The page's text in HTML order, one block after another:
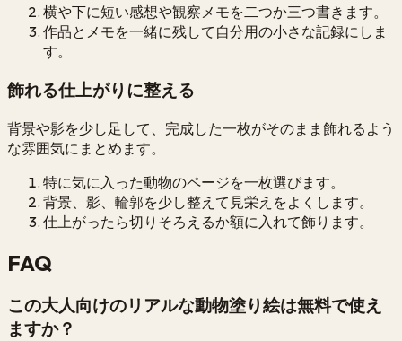
横や下に短い感想や観察メモを二つか三つ書きます。
作品とメモを一緒に残して自分用の小さな記録にしま
す。
飾れる仕上がりに整える
背景や影を少し足して、完成した一枚がそのまま飾れるよう
な雰囲気にまとめます。
特に気に入った動物のページを一枚選びます。
背景、影、輪郭を少し整えて見栄えをよくします。
仕上がったら切りそろえるか額に入れて飾ります。
FAQ
この大人向けのリアルな動物塗り絵は無料で使え
ますか？